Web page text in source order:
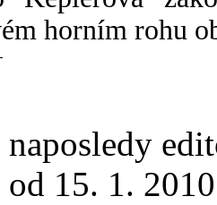
horním rohu
15. 1.